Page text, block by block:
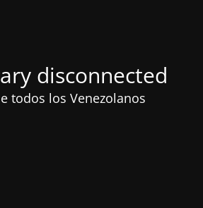
disconnected
todos los Venezolanos